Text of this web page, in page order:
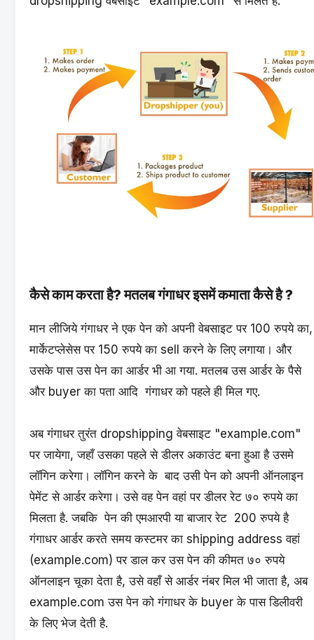
कैसे काम करता है? मतलब गंगाधर इसमें कमाता कैसे है ?
मान लीजिये गंगाधर ने एक पेन को अपनी वेबसाइट पर 100 रुपये का,
मार्केटप्लेसेस पर 150 रुपये का sell करने के लिए लगाया। और
उसके पास उस पेन का आर्डर भी आ गया. मतलब उस आर्डर के पैसे
और buyer का पता आदि गंगाधर को पहले ही मिल गए.
अब गंगाधर तुरंत dropshipping वेबसाइट "example.com"
पर जायेगा, जहाँ उसका पहले से डीलर अकाउंट बना हुआ है उसमे
लॉगिन करेगा। लॉगिन करने के बाद उसी पेन को अपनी ऑनलाइन
पेमेंट से आर्डर करेगा। उसे वह पेन वहां पर डीलर रेट ७० रुपये का
मिलता है. जबकि पेन की एमआरपी या बाजार रेट 200 रुपये है
गंगाधर आर्डर करते समय कस्टमर का shipping address वहां
(example.com) पर डाल कर उस पेन की कीमत ७० रुपये
ऑनलाइन चूका देता है, उसे वहाँ से आर्डर नंबर मिल भी जाता है, अब
example.com उस पेन को गंगाधर के buyer के पास डिलीवरी
के लिए भेज देती है.